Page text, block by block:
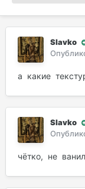
Slavko
а какие
Slavko
чётко, не